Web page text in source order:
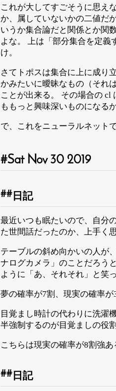
これが大してすごそうに思え
か、属していないかの二値だ
いうか集合論だと関係とか関
よな。 上は「部分集合を定
け。
さてトポスは集合に上に成り
かみたいに曖昧なもの（それ
ことが出来る。 その場合の cl
ももっと興味深いものになる
で、これをニューラルネット
Sat Nov 30 2019
日記
最近いつも眠たいので、自分
た世間話だったのか、上手く
テーブルの斜め向かいの人が
ナログカメラ」のことだろう
ように「あ、それそれ」と笑
夢の確率が7割、現実の確率が3
目覚まし時計の代わりに洗濯
半強制するのが目覚ましの役
こちらは現実の確率が8割強
日記